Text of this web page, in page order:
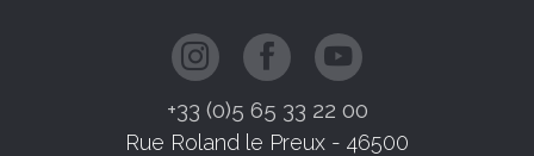
+33 (0)5 65 33 22 00
Rue Roland le Preux - 46500